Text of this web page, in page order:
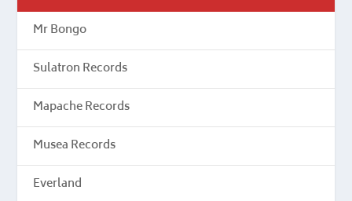
Mr Bongo
Sulatron Records
Mapache Records
Musea Records
Everland